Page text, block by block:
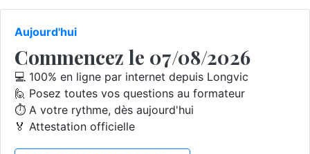
Aujourd'hui
Commencez le 07/08/2026
💻 100% en ligne par internet depuis Longvic
🙋 Posez toutes vos questions au formateur
⏱️ A votre rythme, dès aujourd'hui
🏅 Attestation officielle